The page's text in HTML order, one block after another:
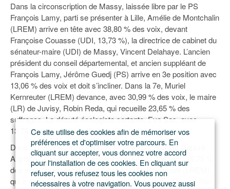
Dans la circonscription de Massy, laissée libre par le PS
François Lamy, parti se présenter à Lille, Amélie de Montchalin
(LREM) arrive en tête avec 38,80 % des voix, devant
Françoise Couasse (UDI, 13,73 %), la directrice de cabinet du
sénateur-maire (UDI) de Massy, Vincent Delahaye. L’ancien
président du conseil départemental, et ancien suppléant de
François Lamy, Jérôme Guedj (PS) arrive en 3e position avec
13,06 % des voix et doit s’incliner. Dans la 7e, Muriel
Kernreuter (LREM) devance, avec 30,99 % des voix, le maire
(LR) de Juvisy, Robin Reda, qui recueille 23,65 % des
suffrages. La député écologiste sortante, Eva Sas, avec
13,74 % des voix, est éliminée dès le 1er tour.
Dans la circonscription Yerres-Montgeron, Nicolas Dupont-
Aignan (Debout la France) sera présent au 2nd tour (29,75 %
des voix), mais est devancé par Antoine Pavamani (LREM)
qui a obtenu 35,76 % des suffrages. Dans la 9e (Draveil-Ris-
Ce site utilise des cookies afin de mémoriser vos
préférences et d'optimiser votre parcours. En
cliquant sur accepter, vous donnez votre accord
pour l'installation de ces cookies. En cliquant sur
refuser, vous refusez tous les cookies non
nécessaires à votre navigation. Vous pouvez aussi